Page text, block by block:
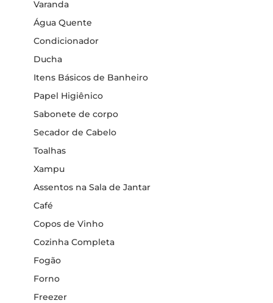
Varanda
Água Quente
Condicionador
Ducha
Itens Básicos de Banheiro
Papel Higiênico
Sabonete de corpo
Secador de Cabelo
Toalhas
Xampu
Assentos na Sala de Jantar
Café
Copos de Vinho
Cozinha Completa
Fogão
Forno
Freezer